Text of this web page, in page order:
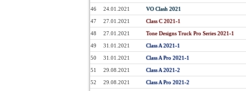
46 24.01.2021 VO Clash 2021
47 27.01.2021 Class C 2021-1
48 27.01.2021 Tone Designs Truck Pro Series 2021-1
49 31.01.2021 Class A 2021-1
50 31.01.2021 Class A Pro 2021-1
51 29.08.2021 Class A 2021-2
52 29.08.2021 Class A Pro 2021-2